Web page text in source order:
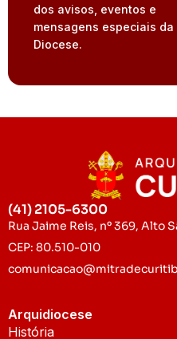
dos avisos, eventos e
mensagens especiais da
Diocese.
(41) 2105-6300
Rua Jaime Reis, nº 369, Alto
CEP: 80.510-010
Arquidiocese
História